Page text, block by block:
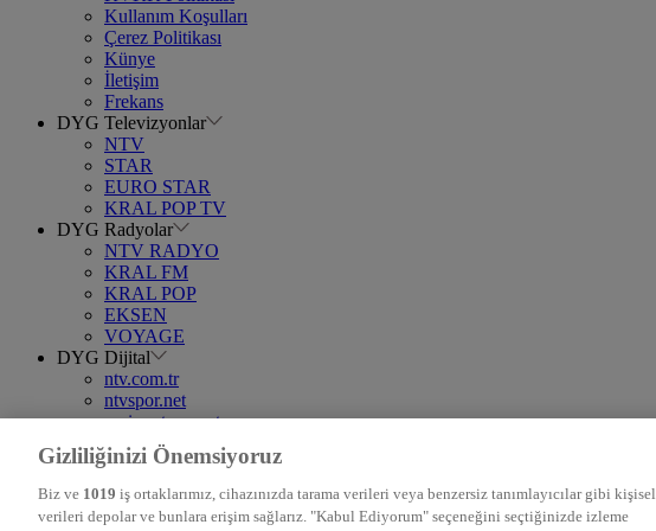
Kullanım Koşulları
Çerez Politikası
Künye
İletişim
Frekans
DYG Televizyonlar
NTV
STAR
EURO STAR
KRAL POP TV
DYG Radyolar
NTV RADYO
KRAL FM
KRAL POP
EKSEN
VOYAGE
DYG Dijital
ntv.com.tr
ntvspor.net
secim.ntv.com.tr
startv.com.tr
kralmuzik.com.tr
puhutv.com
Gizliliğinizi Önemsiyoruz
Biz ve 1019 iş ortaklarımız, cihazınızda tarama verileri veya benzersiz tanımlayıcılar gibi kişisel
verileri depolar ve bunlara erişim sağlarız. "Kabul Ediyorum" seçeneğini seçtiğinizde izleme